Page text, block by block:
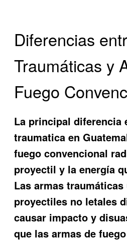
Diferencias
Traumáticas y
Fuego
La principal diferencia
traumatica en
fuego convencional
proyectil y la energía
Las armas
proyectiles no letales
causar impacto y
que las armas de